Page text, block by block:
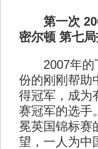
第一次
密尔顿 第七
2007年的丁
份的刚刚帮助
得冠军，成为
赛冠军的选手
冕英国锦标赛
望，一人为中